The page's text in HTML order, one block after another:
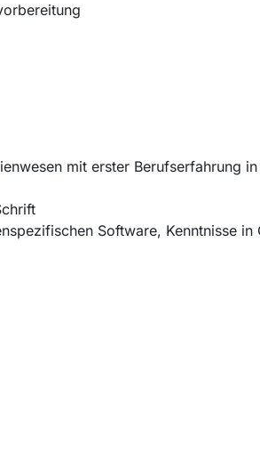
mit erster Berufserfahrung
Software, Kenntnisse in